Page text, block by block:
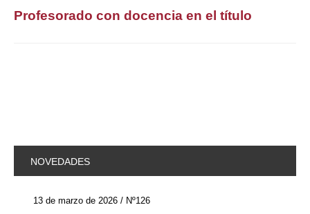
Profesorado con docencia en el título
NOVEDADES
13 de marzo de 2026 / Nº126